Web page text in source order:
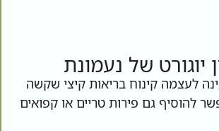
יוגורט של נעמונת
(11) מכינה לעצמה קינוח בריאות קיצי שקשה
להוסיף גם פירות טריים או קפואים